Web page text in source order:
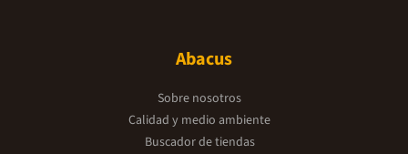
Abacus
Sobre nosotros
Calidad y medio ambiente
Buscador de tiendas